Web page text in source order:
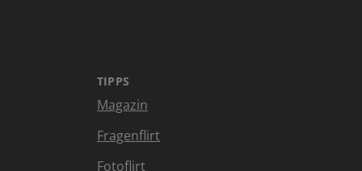
TIPPS
Magazin
Fragenflirt
Fotoflirt